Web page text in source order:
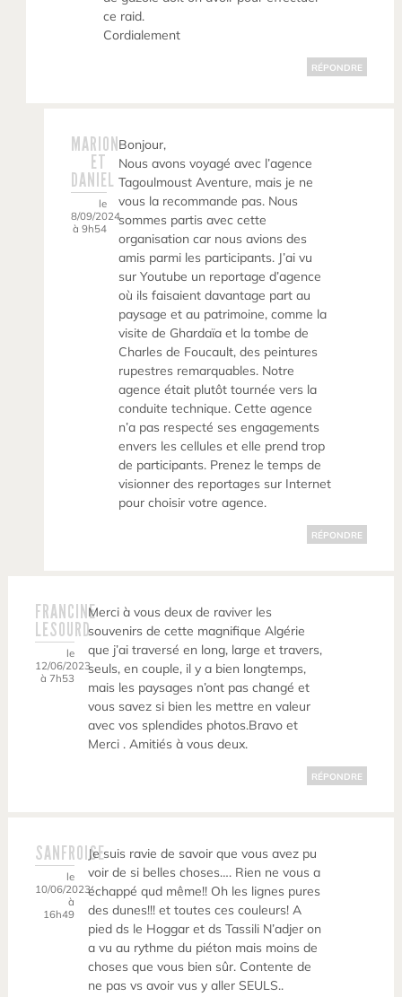
ce raid.
Cordialement
RÉPONDRE
MARION
ET
DANIEL
le
8/09/2024
à 9h54
Bonjour,
Nous avons voyagé avec l’agence
Tagoulmoust Aventure, mais je ne
vous la recommande pas. Nous
sommes partis avec cette
organisation car nous avions des
amis parmi les participants. J’ai vu
sur Youtube un reportage d’agence
où ils faisaient davantage part au
paysage et au patrimoine, comme la
visite de Ghardaïa et la tombe de
Charles de Foucault, des peintures
rupestres remarquables. Notre
agence était plutôt tournée vers la
conduite technique. Cette agence
n’a pas respecté ses engagements
envers les cellules et elle prend trop
de participants. Prenez le temps de
visionner des reportages sur Internet
pour choisir votre agence.
RÉPONDRE
FRANCINE
LESOURD
le
12/06/2023
à 7h53
Merci à vous deux de raviver les
souvenirs de cette magnifique Algérie
que j’ai traversé en long, large et travers,
seuls, en couple, il y a bien longtemps,
mais les paysages n’ont pas changé et
vous savez si bien les mettre en valeur
avec vos splendides photos.Bravo et
Merci . Amitiés à vous deux.
RÉPONDRE
SANFROISE
le
10/06/2023
à
16h49
Je suis ravie de savoir que vous avez pu
voir de si belles choses…. Rien ne vous a
échappé qud même!! Oh les lignes pures
des dunes!!! et toutes ces couleurs! A
pied ds le Hoggar et ds Tassili N’adjer on
a vu au rythme du piéton mais moins de
choses que vous bien sûr. Contente de
ne pas vs avoir vus y aller SEULS..